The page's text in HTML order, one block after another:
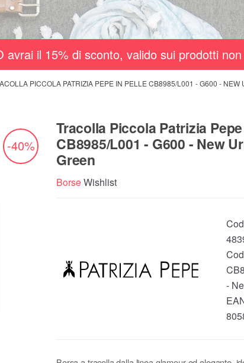
avrai il 15% di sconto, valido sui prodotti
PICCOLA PATRIZIA PEPE IN PELLE CB8985/L001 - G600 - NEW
-40%
Tracolla Piccola Patrizia
CB8985/L001 - G600 - New
Green
BorseWishlist
-